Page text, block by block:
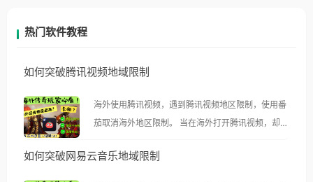
热门软件教程
如何突破腾讯视频地域限制
海外使用腾讯视频，遇到腾讯视频地区限制，使用番
茄取消海外地区限制。 当在海外打开腾讯视频，却突
示语。 海外用户如香港、澳门、台湾、美国、加拿
如何突破网易云音乐地域限制